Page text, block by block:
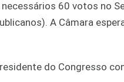
60 votos no
A Câmara
do Congresso